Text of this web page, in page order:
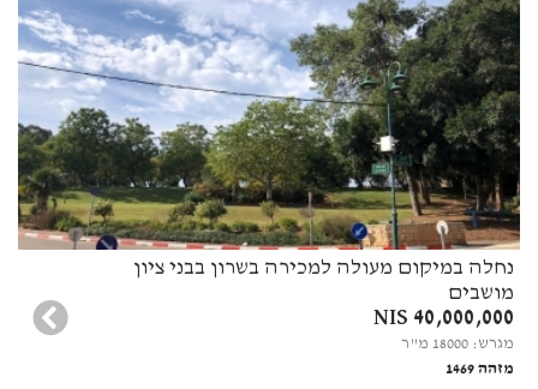
נחלה במיקום מעולה למכירה בשרון בבני ציון
מושבים
40,000,000 NIS
מגרש: 18000 מ"ר
מזהה 1469